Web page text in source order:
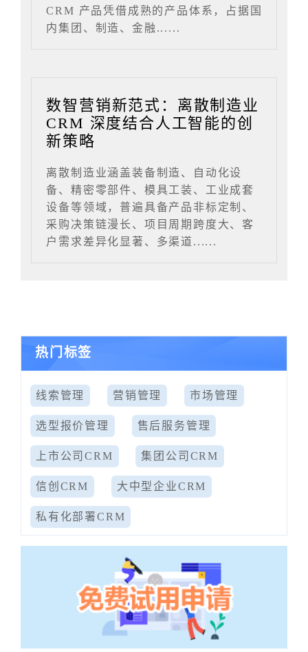
CRM 产品凭借成熟的产品体系，占据国
内集团、制造、金融......
数智营销新范式：离散制造业
CRM 深度结合人工智能的创
新策略
离散制造业涵盖装备制造、自动化设
备、精密零部件、模具工装、工业成套
设备等领域，普遍具备产品非标定制、
采购决策链漫长、项目周期跨度大、客
户需求差异化显著、多渠道......
热门标签
线索管理 营销管理 市场管理
选型报价管理 售后服务管理
上市公司CRM 集团公司CRM
信创CRM 大中型企业CRM
私有化部署CRM